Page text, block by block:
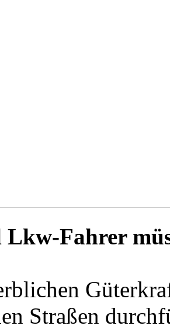
Fahrer
Straßen